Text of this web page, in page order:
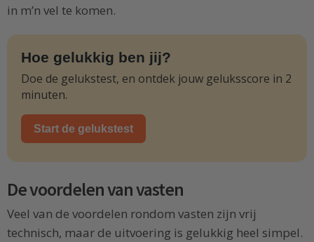
in m’n vel te komen.
Hoe gelukkig ben jij?
Doe de gelukstest, en ontdek jouw geluksscore in 2
minuten.
Start de gelukstest
De voordelen van vasten
Veel van de voordelen rondom vasten zijn vrij
technisch, maar de uitvoering is gelukkig heel simpel.